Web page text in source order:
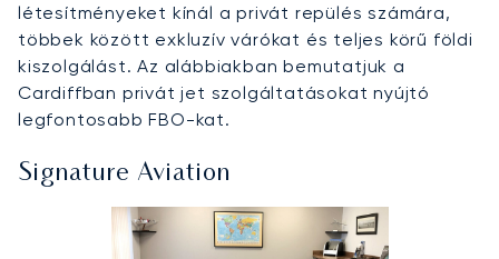
létesítményeket kínál a privát repülés számára,
többek között exkluzív várókat és teljes körű földi
kiszolgálást. Az alábbiakban bemutatjuk a
Cardiffban privát jet szolgáltatásokat nyújtó
legfontosabb FBO-kat.
Signature Aviation